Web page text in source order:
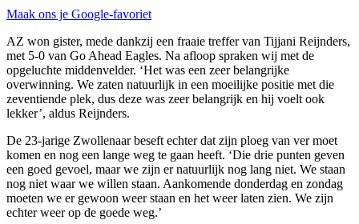
Maak ons je Google-favoriet
AZ won gister, mede dankzij een fraaie treffer van Tijjani Reijnders,
met 5-0 van Go Ahead Eagles. Na afloop spraken wij met de
opgeluchte middenvelder. ‘Het was een zeer belangrijke
overwinning. We zaten natuurlijk in een moeilijke positie met die
zeventiende plek, dus deze was zeer belangrijk en hij voelt ook
lekker’, aldus Reijnders.
De 23-jarige Zwollenaar beseft echter dat zijn ploeg van ver moet
komen en nog een lange weg te gaan heeft. ‘Die drie punten geven
een goed gevoel, maar we zijn er natuurlijk nog lang niet. We staan
nog niet waar we willen staan. Aankomende donderdag en zondag
moeten we er gewoon weer staan en het weer laten zien. We zijn
echter weer op de goede weg.’